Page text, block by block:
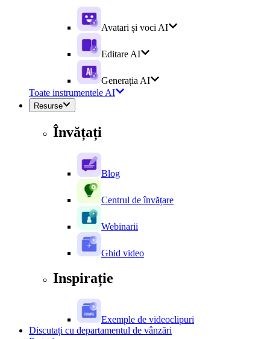
Avatari și voci AI
Editare AI
Generația AI
Toate instrumentele AI
Resurse
Învățați
Blog
Centrul de învățare
Webinarii
Ghid video
Inspirație
Exemple de videoclipuri
Discutați cu departamentul de vânzări